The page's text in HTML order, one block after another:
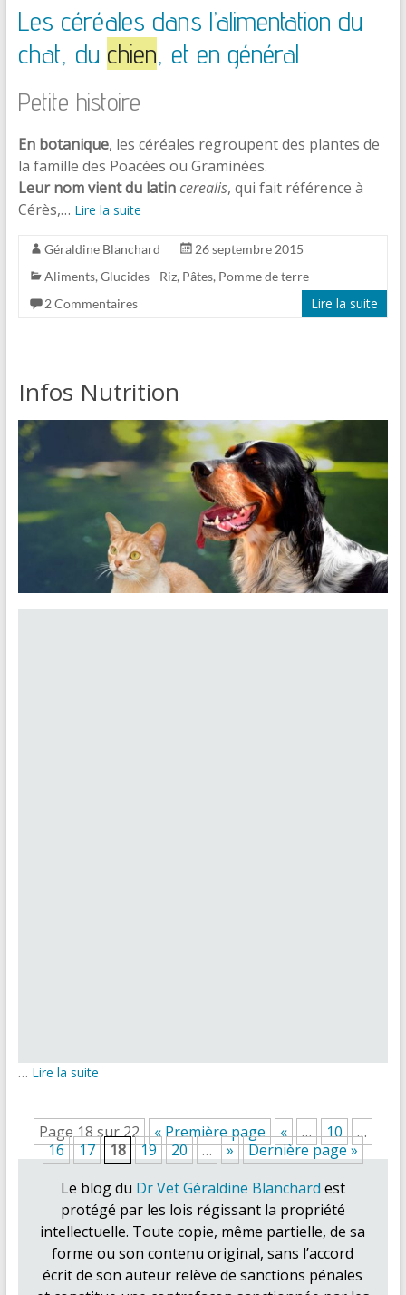
Les céréales dans l’alimentation du
chat, du chien, et en général
Petite histoire
En botanique, les céréales regroupent des plantes de
la famille des Poacées ou Graminées.
Leur nom vient du latincerealis, qui fait référence à
Cérès,… Lire la suite
Géraldine Blanchard
26 septembre 2015
Aliments, Glucides - Riz, Pâtes, Pomme de terre
2 Commentaires
Lire la suite
Infos Nutrition
… Lire la suite
Page 18 sur 22 « Première page « … 10
…
16
17 18 19 20 … »
Dernière page »
Le blog du Dr Vet Géraldine Blanchard est
protégé par les lois régissant la propriété
intellectuelle. Toute copie, même partielle, de sa
forme ou son contenu original, sans l’accord
écrit de son auteur relève de sanctions pénales